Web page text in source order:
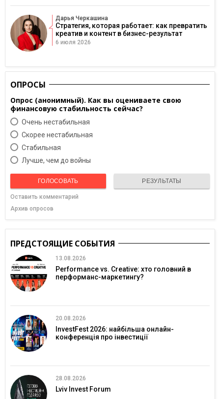
Дарья Черкашина
Стратегия, которая работает: как превратить
креатив и контент в бизнес-результат
6 июля 2026
ОПРОСЫ
Опрос (анонимный). Как вы оцениваете свою
финансовую стабильность сейчас?
Очень нестабильная
Скорее нестабильная
Cтабильная
Лучше, чем до войны
ГОЛОСОВАТЬ РЕЗУЛЬТАТЫ
Оставить комментарий
Архив опросов
ПРЕДСТОЯЩИЕ СОБЫТИЯ
13.08.2026
Performance vs. Creative: хто головний в
перформанс-маркетингу?
20.08.2026
InvestFest 2026: найбільша онлайн-
конференція про інвестиції
28.08.2026
Lviv Invest Forum